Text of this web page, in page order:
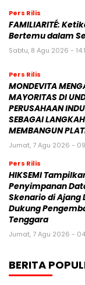
Pers Rilis
FAMILIARITÉ:
Bertemu dalam
Sabtu, 8 Agu 2026 -
Pers Rilis
MONDEVITA
MAYORITAS DI
PERUSAHAAN
SEBAGAI
MEMBANGUN
Jumat, 7 Agu 2026 -
Pers Rilis
HIKSEMI
Penyimpanan
Skenario di Ajang
Dukung
Tenggara
Jumat, 7 Agu 2026 -
BERITA